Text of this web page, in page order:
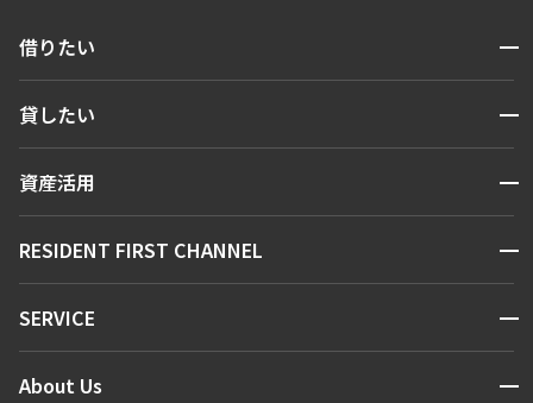
借りたい 開閉
人気エリアから探す
新着情報から探す
新着募集情報
貸したい 開閉
お問い合わせ
資産活用 開閉
お問い合わせ
RESIDENT FIRST CHANNEL 開閉
マンションレポート
SERVICE 開閉
会員ページ
About Us 開閉